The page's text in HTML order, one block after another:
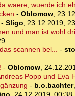
waere, wuerde ich
- Oblomow
Sligo
23.12.2019,
und man ist wohl
scannen bei...
-
- Oblomow,
Popp und Eva
- b.o.bachter,
24.12.2019, 00:38